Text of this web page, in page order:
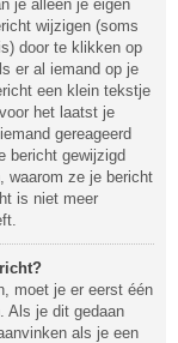
je alleen je eigen
wijzigen (soms
door te klikken op
er al iemand op je
een klein tekstje
het laatst je
gereageerd
bericht gewijzigd
waarom ze je bericht
is niet meer
moet je er eerst één
Als je dit gedaan
als je een